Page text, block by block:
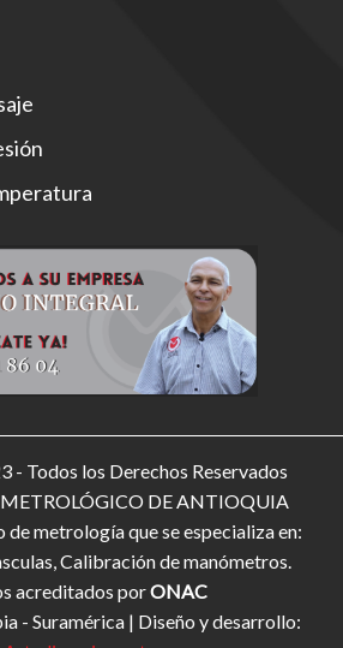
Todos los Derechos Reservados
DE ANTIOQUIA
metrología que se especializa en:
Calibración de manómetros.
acreditados porONAC
- Suramérica | Diseño y desarrollo: